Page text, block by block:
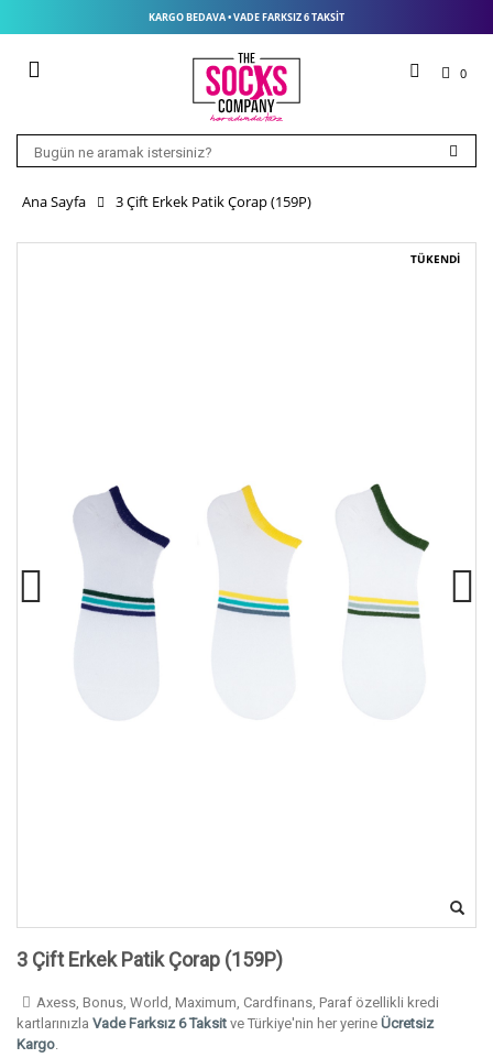
KARGO BEDAVA • VADE FARKSIZ 6 TAKSIT
0
Ana Sayfa 3 Çift Erkek Patik Çorap (159P)
TÜKENDİ
3 Çift Erkek Patik Çorap (159P)
Axess, Bonus, World, Maximum, Cardfinans, Paraf özellikli kredi
kartlarınızla Vade Farksız 6 Taksit ve Türkiye'nin her yerine Ücretsiz
Kargo.